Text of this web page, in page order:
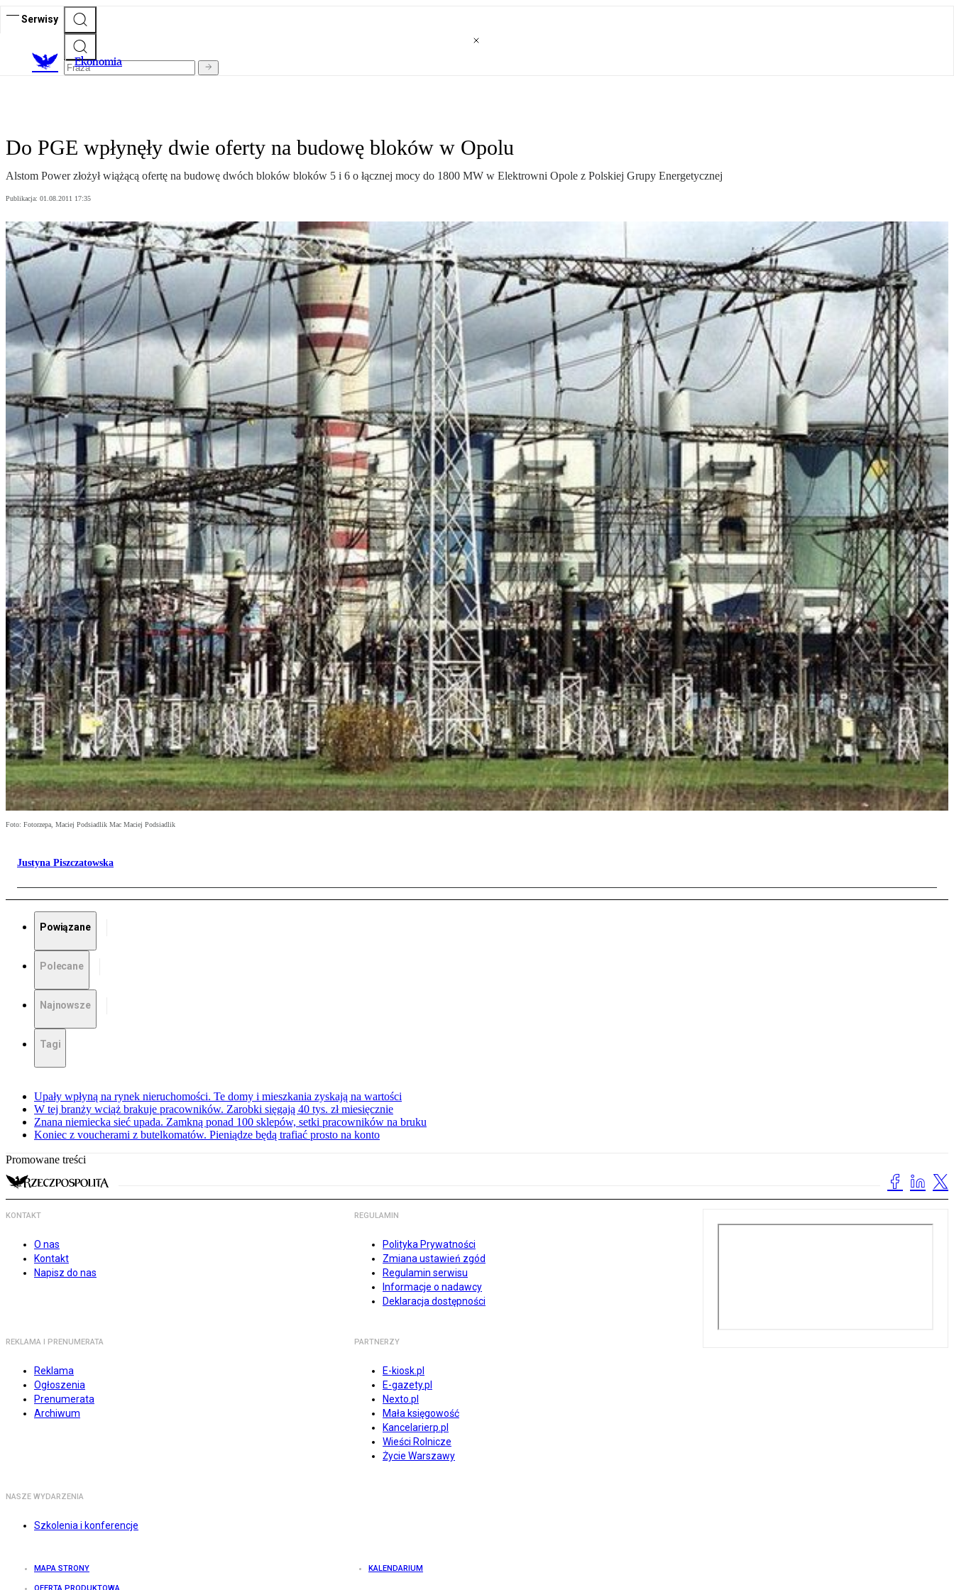
Serwisy
Ekonomia
Do PGE wpłynęły dwie oferty na budowę bloków w Opolu
Alstom Power złożył wiążącą ofertę na budowę dwóch bloków bloków 5 i 6 o łącznej mocy do 1800 MW w Elektrowni Opole z Polskiej Grupy Energetycznej
Publikacja: 01.08.2011 17:35
Foto: Fotorzepa, Maciej Podsiadlik Mac Maciej Podsiadlik
Justyna Piszczatowska
Powiązane
Polecane
Najnowsze
Tagi
Upały wpłyną na rynek nieruchomości. Te domy i mieszkania zyskają na wartości
W tej branży wciąż brakuje pracowników. Zarobki sięgają 40 tys. zł miesięcznie
Znana niemiecka sieć upada. Zamkną ponad 100 sklepów, setki pracowników na bruku
Koniec z voucherami z butelkomatów. Pieniądze będą trafiać prosto na konto
Promowane treści
KONTAKT
O nas
Kontakt
Napisz do nas
REGULAMIN
Polityka Prywatności
Zmiana ustawień zgód
Regulamin serwisu
Informacje o nadawcy
Deklaracja dostępności
REKLAMA I PRENUMERATA
Reklama
Ogłoszenia
Prenumerata
Archiwum
PARTNERZY
E-kiosk.pl
E-gazety.pl
Nexto.pl
Mała księgowość
Kancelarierp.pl
Wieści Rolnicze
Życie Warszawy
NASZE WYDARZENIA
Szkolenia i konferencje
MAPA STRONY KALENDARIUM